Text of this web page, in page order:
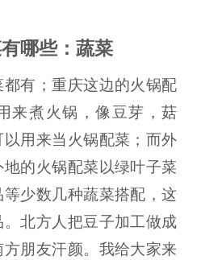
哪些：蔬菜
有；重庆这边的火锅配
来煮火锅，像豆芽，菇
用来当火锅配菜；而外
的火锅配菜以绿叶子菜
少数几种蔬菜搭配，这
北方人把豆子加工做成
朋友汗颜。我给大家来